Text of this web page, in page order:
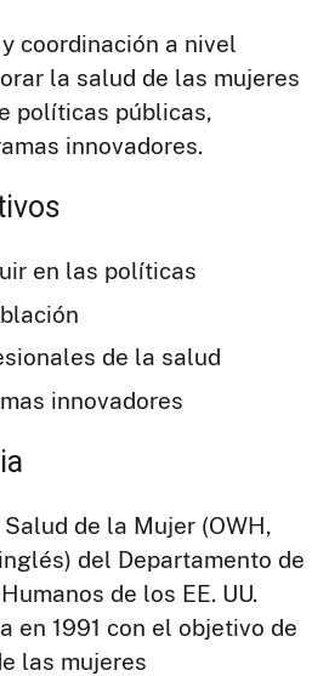
coordinación a nivel
la salud de las mujeres
políticas públicas,
innovadores.
en las políticas
de la salud
innovadores
de la Mujer (OWH,
del Departamento de
de los EE. UU.
en 1991 con el objetivo de
las mujeres